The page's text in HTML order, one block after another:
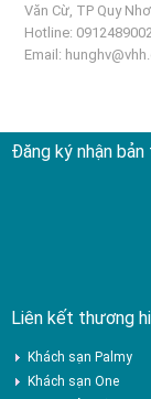
Văn Cừ, TP Quy
Hotline: 0912489002
Email:
Đăng ký nhận bản
Liên kết thương
Khách sạn Palmy
Khách sạn One